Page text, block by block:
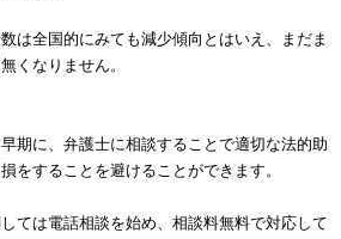
は全国的にみても減少傾向とはいえ、まだま
くなりません。
期に、弁護士に相談することで適切な法的助
をすることを避けることができます。
ては電話相談を始め、相談料無料で対応して